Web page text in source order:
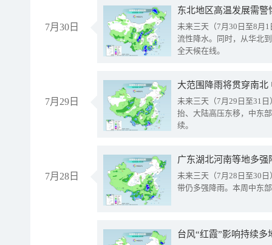
7月30日
东北地区高温发展需
未来三天（7月30日至8月
流性降水。同时，从华北
全天候在线。
7月29日
大范围降雨将贯穿南
未来三天（7月29日至31
抬、大陆高压东移，中东
续。
7月28日
广东湖北河南等地多
未来三天（7月28日至30
带仍多强降雨。本周中东
台风“红霞”影响持续